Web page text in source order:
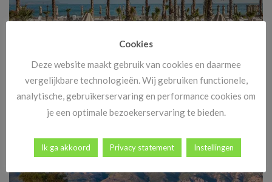
Black Friday komt eraan, en dat betekent méér dan alleen
Cookies
Deze website maakt gebruik van cookies en daarmee
vergelijkbare technologieën. Wij gebruiken functionele,
analytische, gebruikerservaring en performance cookies om
je een optimale bezoekerservaring te bieden.
Ik ga akkoord Privacy statement Instellingen